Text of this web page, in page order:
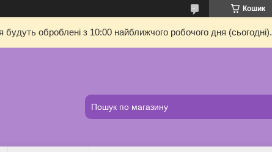
Кошик
оброблені з 10:00 найближчого робочого дня (сьогодні).